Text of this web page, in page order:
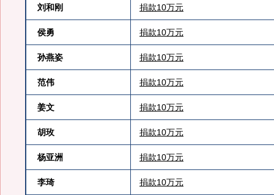
刘和刚 捐款10万元
侯勇 捐款10万元
孙燕姿 捐款10万元
范伟 捐款10万元
姜文 捐款10万元
胡玫 捐款10万元
杨亚洲 捐款10万元
李琦 捐款10万元